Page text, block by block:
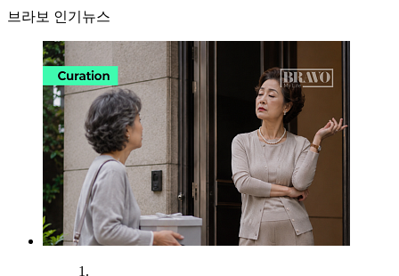
브라보 인기뉴스
1.